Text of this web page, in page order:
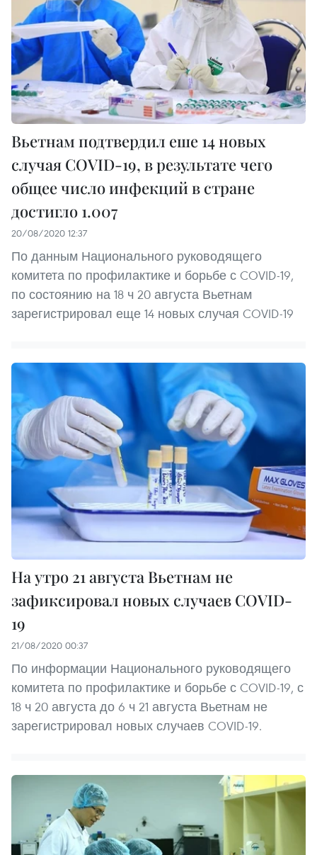
Вьетнам подтвердил еше 14 новых
случая COVID-19, в результате чего
общее число инфекций в стране
достигло 1.007
20/08/2020 12:37
По данным Национального руководящего
комитета по профилактике и борьбе с COVID-19,
по состоянию на 18 ч 20 августа Вьетнам
зарегистрировал еще 14 новых случая COVID-19
На утро 21 августа Вьетнам не
зафиксировал новых случаев COVID-
19
21/08/2020 00:37
По информации Национального руководящего
комитета по профилактике и борьбе с COVID-19, с
18 ч 20 августа до 6 ч 21 августа Вьетнам не
зарегистрировал новых случаев COVID-19.